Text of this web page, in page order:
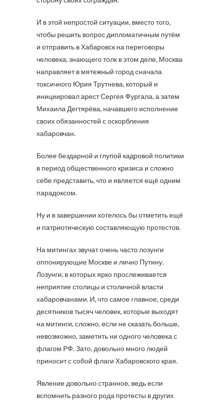
И в этой непростой ситуации, вместо того,
чтобы решить вопрос дипломатичным путём
и отправить в Хабаровск на переговоры
человека, знающего толк в этом деле, Москва
направляет в мятежный город сначала
токсичного Юрия Трутнева, который и
инициировал арест Сергея Фургала, а затем
Михаила Дегтярёва, начавшего исполнение
своих обязанностей с оскорбления
хабаровчан.
Более бездарной и глупой кадровой политики
в период общественного кризиса и сложно
себе представить, что и является ещё одним
парадоксом.
Ну и в завершении хотелось бы отметить ещё
и патриотическую составляющую протестов.
На митингах звучат очень часто лозунги
оппонирующие Москве и лично Путину.
Лозунги, в которых ярко прослеживается
неприятие столицы и столичной власти
хабаровчанами. И, что самое главное, среди
десятников тысяч человек, которые выходят
на митинги, сложно, если не сказать больше,
невозможно, заметить ни одного человека с
флагом РФ. Зато, довольно много людей
приносит с собой флаги Хабаровского края.
Явление довольно странное, ведь если
вспомнить разного рода протесты в других